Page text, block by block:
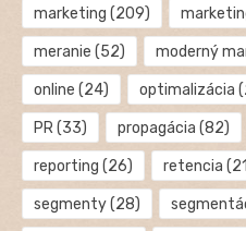
marketing (209)
meranie (52) moderný
online (24) optimalizácia
PR(33) propagácia (82)
reporting (26) retencia
segmenty(28)